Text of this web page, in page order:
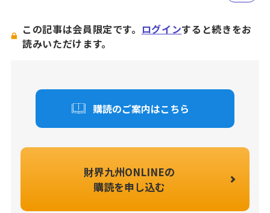
この記事は会員限定です。 ログインすると続きをお
読みいただけます。
購読のご案内はこちら
財界九州ONLINEの
購読を申し込む